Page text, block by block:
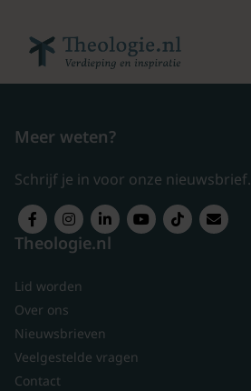
Meer weten?
Schrijf je in voor onze nieuwsbrief.
Theologie.nl
Lid worden
Over ons
Nieuwsbrieven
Veelgestelde vragen
Contact